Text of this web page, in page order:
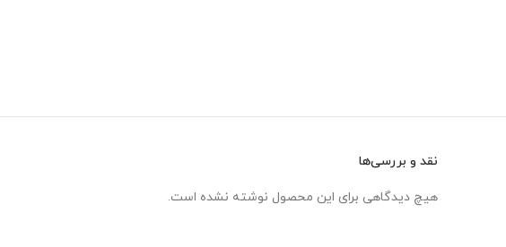
نقد و بررسی‌ها
هیچ دیدگاهی برای این محصول نوشته نشده است.